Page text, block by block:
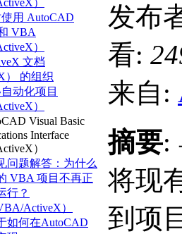
）
用 AutoCAD
VBA
）
文档
） 的组织
动化项目
）
Visual Basic
Interface
）
问题解答：为什么
VBA 项目不再正
行？
ActiveX）
如何在AutoCAD
发布
看:
来自:
摘要:
将现
到项